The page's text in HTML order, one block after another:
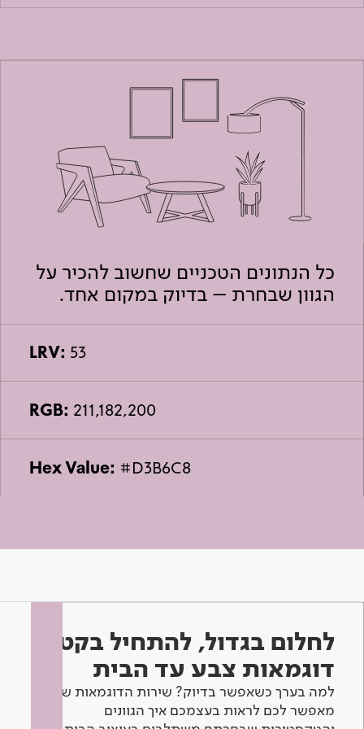
כל הנתונים הטכניים שחשוב להכיר על
הגוון שבחרת – בדיוק במקום אחד.
LRV: 53
RGB: 211,182,200
Hex Value: #D3B6C8
לחלום בגדול, להתחיל בקטן -
דוגמאות צבע עד הבית
למה בערך כשאפשר בדיוק? שירות הדוגמאות שלנו
מאפשר לכם לראות בעצמכם איך הגוונים